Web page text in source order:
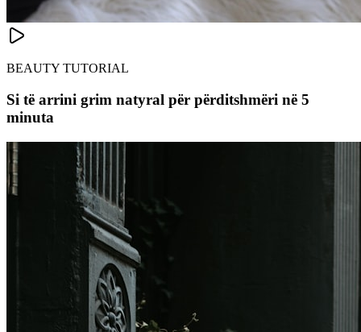
BEAUTY TUTORIAL
Si të arrini grim natyral për përditshmëri në 5
minuta